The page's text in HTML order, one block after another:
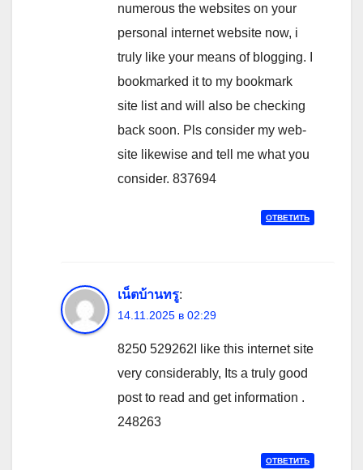
numerous the websites on your
personal internet website now, i
truly like your means of blogging. I
bookmarked it to my bookmark
site list and will also be checking
back soon. Pls consider my web-
site likewise and tell me what you
consider. 837694
ОТВЕТИТЬ
เน็ตบ้านทรู:
14.11.2025 в 02:29
8250 529262I like this internet site
very considerably, Its a truly good
post to read and get information .
248263
ОТВЕТИТЬ